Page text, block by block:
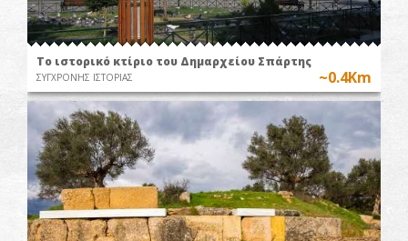
Το ιστορικό κτίριο του Δημαρχείου Σπάρτης
ΣΥΓΧΡΟΝΗΣ ΙΣΤΟΡΙΑΣ ~0.4Km